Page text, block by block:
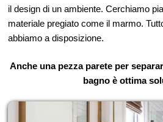
il design di un ambiente. Cerchiamo
materiale pregiato come il marmo.
abbiamo a disposizione.
Anche una pezza parete per
bagno è ottima